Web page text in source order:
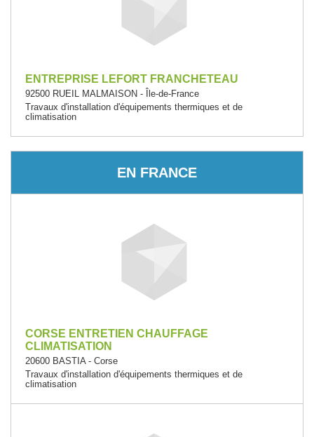
ENTREPRISE LEFORT FRANCHETEAU
92500 RUEIL MALMAISON - Île-de-France
Travaux d'installation d'équipements thermiques et de
climatisation
EN FRANCE
CORSE ENTRETIEN CHAUFFAGE
CLIMATISATION
20600 BASTIA - Corse
Travaux d'installation d'équipements thermiques et de
climatisation